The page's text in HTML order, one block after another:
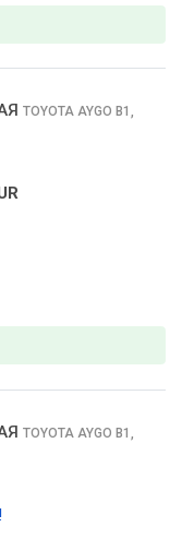
TOYOTA AYGO B1,
TOYOTA AYGO B1,